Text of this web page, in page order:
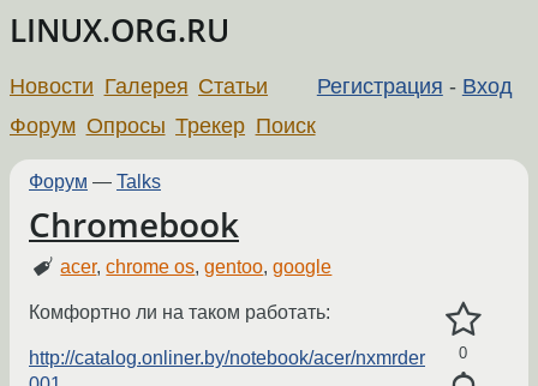
LINUX.ORG.RU
Регистрация - Вход
Новости Галерея Статьи
Форум Опросы Трекер Поиск
Форум — Talks
Chromebook
acer,chrome os,gentoo,google
0
Комфортно ли на таком работать:
http://catalog.onliner.by/notebook/acer/nxmrder